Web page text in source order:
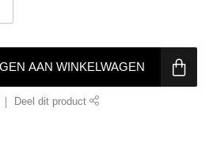
AAN WINKELWAGEN
Deel dit product